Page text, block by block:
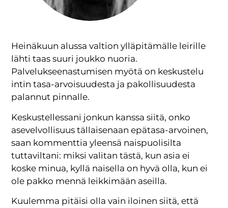
Heinäkuun alussa valtion ylläpitämälle leirille
lähti taas suuri joukko nuoria.
Palvelukseenastumisen myötä on keskustelu
intin tasa-arvoisuudesta ja pakollisuudesta
palannut pinnalle.
Keskustellessani jonkun kanssa siitä, onko
asevelvollisuus tällaisenaan epätasa-arvoinen,
saan kommenttia yleensä naispuolisilta
tuttaviltani: miksi valitan tästä, kun asia ei
koske minua, kyllä naisella on hyvä olla, kun ei
ole pakko mennä leikkimään aseilla.
Kuulemma pitäisi olla vain iloinen siitä, että